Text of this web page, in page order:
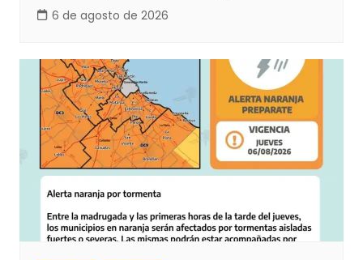
6 de agosto de 2026